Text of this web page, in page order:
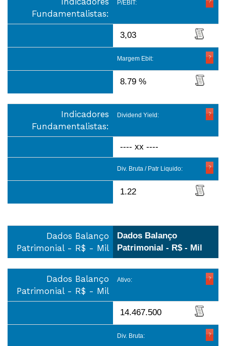
Fundamentalistas:
P/EBIT:
3,03
Margem Ebit:
8.79 %
Indicadores
Fundamentalistas:
Dividend Yield:
---- xx ----
Div. Bruta / Patr Liquido:
1.22
Dados Balanço
Patrimonial - R$ - Mil
Dados Balanço
Patrimonial - R$ - Mil
Dados Balanço
Patrimonial - R$ - Mil
Ativo:
14.467.500
Div. Bruta: